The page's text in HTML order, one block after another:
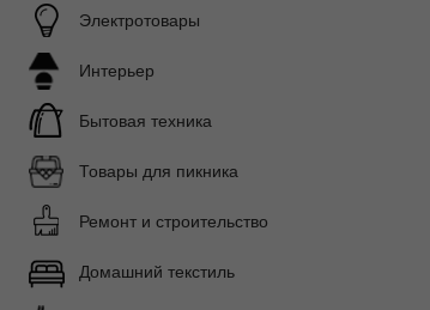
Электротовары
Интерьер
Бытовая техника
Товары для пикника
Ремонт и строительство
Домашний текстиль